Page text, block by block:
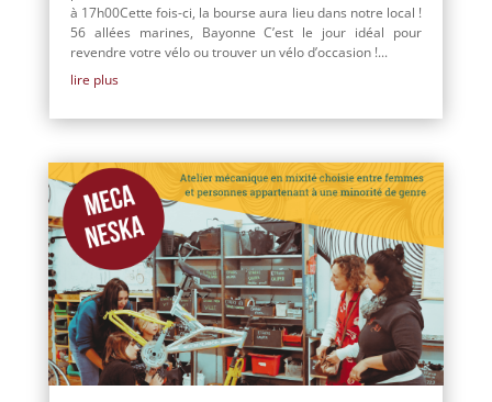
à 17h00Cette fois-ci, la bourse aura lieu dans notre local !
56 allées marines, Bayonne C’est le jour idéal pour
revendre votre vélo ou trouver un vélo d’occasion !...
lire plus